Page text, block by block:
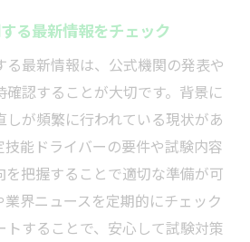
る最新情報をチェック
る最新情報は、公式機関の発表や
認することが大切です。背景に
しが頻繁に行われている現状があ
技能ドライバーの要件や試験内容
を把握することで適切な準備が可
界ニュースを定期的にチェック
トすることで、安心して試験対策